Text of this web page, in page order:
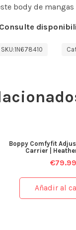
body de
SKU:1N678410
Boppy Comfyfit
Carrier |
€79.99
Añadir al